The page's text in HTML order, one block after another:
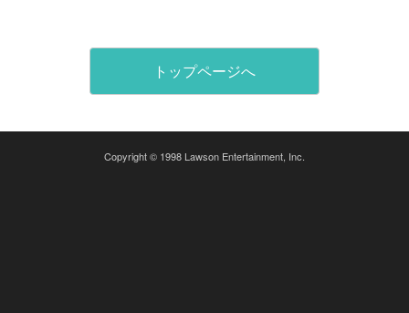
トップページへ
Copyright © 1998 Lawson Entertainment, Inc.